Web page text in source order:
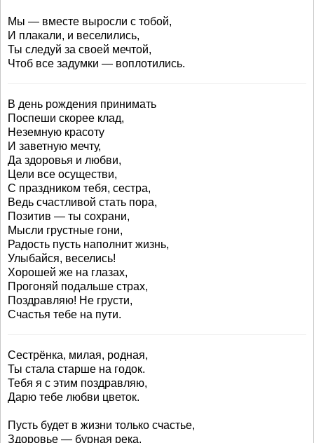
Мы — вместе выросли с тобой,
И плакали, и веселились,
Ты следуй за своей мечтой,
Чтоб все задумки — воплотились.
В день рождения принимать
Поспеши скорее клад,
Неземную красоту
И заветную мечту,
Да здоровья и любви,
Цели все осуществи,
С праздником тебя, сестра,
Ведь счастливой стать пора,
Позитив — ты сохрани,
Мысли грустные гони,
Радость пусть наполнит жизнь,
Улыбайся, веселись!
Хорошей же на глазах,
Прогоняй подальше страх,
Поздравляю! Не грусти,
Счастья тебе на пути.
Сестрёнка, милая, родная,
Ты стала старше на годок.
Тебя я с этим поздравляю,
Дарю тебе любви цветок.
Пусть будет в жизни только счастье,
Здоровье — бурная река.